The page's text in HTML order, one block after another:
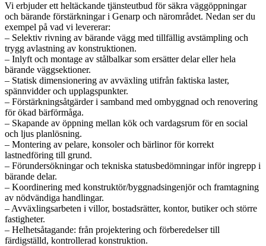
Vi erbjuder ett heltäckande tjänsteutbud för säkra väggöppningar
och bärande förstärkningar i Genarp och närområdet. Nedan ser du
exempel på vad vi levererar:
– Selektiv rivning av bärande vägg med tillfällig avstämpling och
trygg avlastning av konstruktionen.
– Inlyft och montage av stålbalkar som ersätter delar eller hela
bärande väggsektioner.
– Statisk dimensionering av avväxling utifrån faktiska laster,
spännvidder och upplagspunkter.
– Förstärkningsåtgärder i samband med ombyggnad och renovering
för ökad bärförmåga.
– Skapande av öppning mellan kök och vardagsrum för en social
och ljus planlösning.
– Montering av pelare, konsoler och bärlinor för korrekt
lastnedföring till grund.
– Förundersökningar och tekniska statusbedömningar inför ingrepp i
bärande delar.
– Koordinering med konstruktör/byggnadsingenjör och framtagning
av nödvändiga handlingar.
– Avväxlingsarbeten i villor, bostadsrätter, kontor, butiker och större
fastigheter.
– Helhetsåtagande: från projektering och förberedelser till
färdigställd, kontrollerad konstruktion.